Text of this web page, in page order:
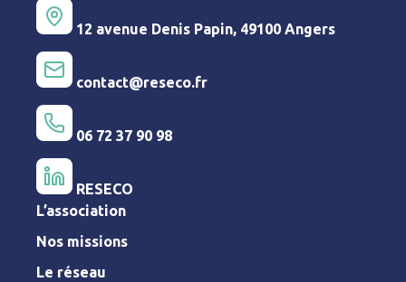
12 avenue Denis Papin, 49100 Angers
contact@reseco.fr
06 72 37 90 98
RESECO
L’association
Nos missions
Le réseau